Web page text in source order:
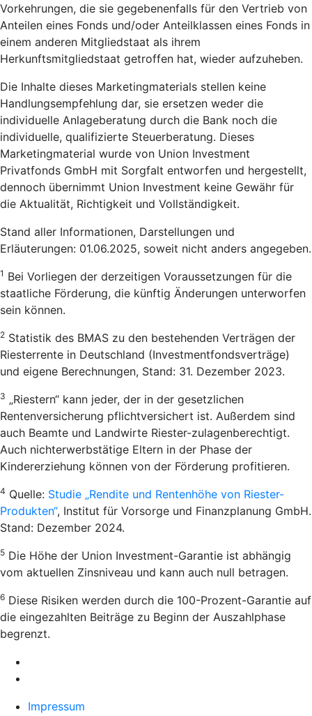
Vorkehrungen, die sie gegebenenfalls für den Vertrieb von
Anteilen eines Fonds und/oder Anteilklassen eines Fonds in
einem anderen Mitgliedstaat als ihrem
Herkunftsmitgliedstaat getroffen hat, wieder aufzuheben.
Die Inhalte dieses Marketingmaterials stellen keine
Handlungsempfehlung dar, sie ersetzen weder die
individuelle Anlageberatung durch die Bank noch die
individuelle, qualifizierte Steuerberatung. Dieses
Marketingmaterial wurde von Union Investment
Privatfonds GmbH mit Sorgfalt entworfen und hergestellt,
dennoch übernimmt Union Investment keine Gewähr für
die Aktualität, Richtigkeit und Vollständigkeit.
Stand aller Informationen, Darstellungen und
Erläuterungen: 01.06.2025, soweit nicht anders angegeben.
1 Bei Vorliegen der derzeitigen Voraussetzungen für die
staatliche Förderung, die künftig Änderungen unterworfen
sein können.
2 Statistik des BMAS zu den bestehenden Verträgen der
Riesterrente in Deutschland (Investmentfondsverträge)
und eigene Berechnungen, Stand: 31. Dezember 2023.
3 „Riestern“ kann jeder, der in der gesetzlichen
Rentenversicherung pflichtversichert ist. Außerdem sind
auch Beamte und Landwirte Riester-zulagenberechtigt.
Auch nichterwerbstätige Eltern in der Phase der
Kindererziehung können von der Förderung profitieren.
4 Quelle: Studie „Rendite und Rentenhöhe von Riester-
Produkten“, Institut für Vorsorge und Finanzplanung GmbH.
Stand: Dezember 2024.
5 Die Höhe der Union Investment-Garantie ist abhängig
vom aktuellen Zinsniveau und kann auch null betragen.
6 Diese Risiken werden durch die 100-Prozent-Garantie auf
die eingezahlten Beiträge zu Beginn der Auszahlphase
begrenzt.
Impressum